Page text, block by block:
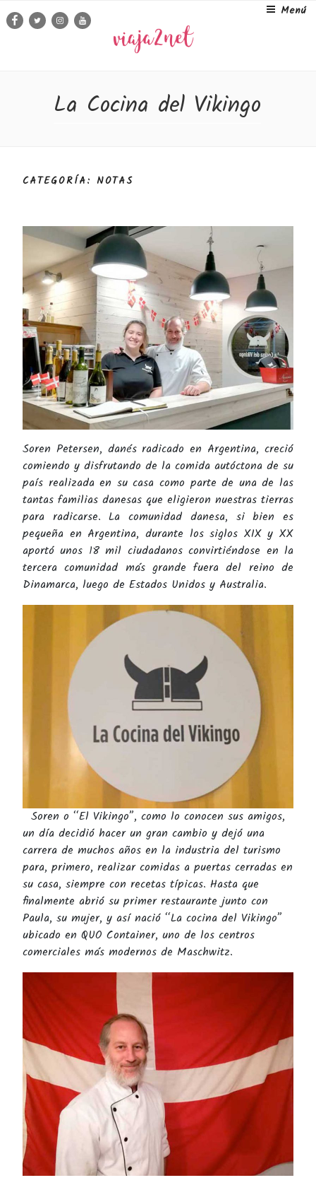
al
Menú
Facebook
TwitterInstagram
Youtube
La Cocina del Vikingo
CATEGORÍA: NOTAS
Soren Petersen, danés radicado en Argentina, creció
comiendo y disfrutando de la comida autóctona de su
país realizada en su casa como parte de una de las
tantas familias danesas que eligieron nuestras tierras
para radicarse. La comunidad danesa, si bien es
pequeña en Argentina, durante los siglos XIX y XX
aportó unos 18 mil ciudadanos convirtiéndose en la
tercera comunidad más grande fuera del reino de
Dinamarca, luego de Estados Unidos y Australia.
Soren o “El Vikingo”, como lo conocen sus amigos,
un día decidió hacer un gran cambio y dejó una
carrera de muchos años en la industria del turismo
para, primero, realizar comidas a puertas cerradas en
su casa, siempre con recetas típicas. Hasta que
finalmente abrió su primer restaurante junto con
Paula, su mujer, y así nació “La cocina del Vikingo”
ubicado en QUO Container, uno de los centros
comerciales más modernos de Maschwitz.